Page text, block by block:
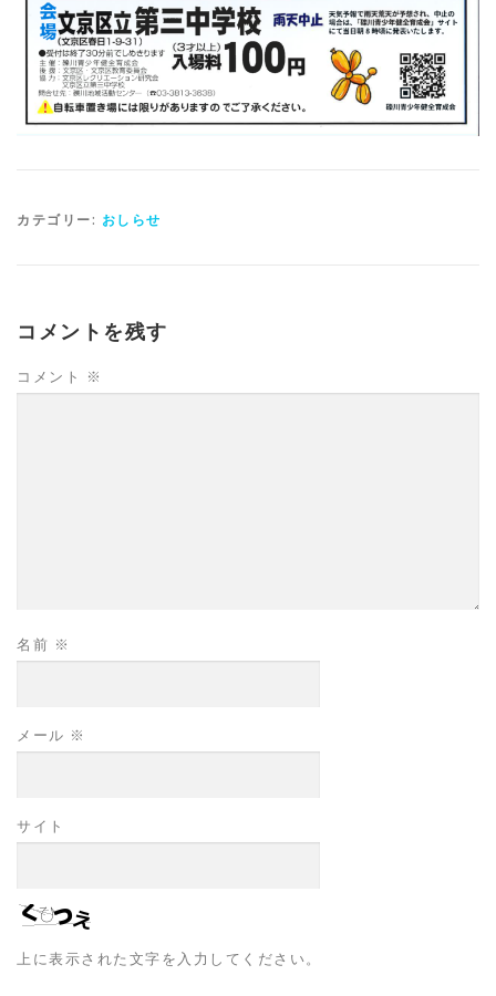
カテゴリー: おしらせ
コメントを残す
コメント ※
名前 ※
メール ※
サイト
上に表示された文字を入力してください。